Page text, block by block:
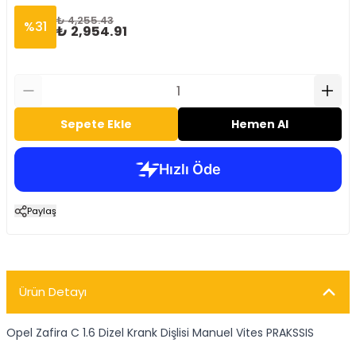
%31 ₺ 4,255.43
₺ 2,954.91
Sepete Ekle Hemen Al
Paylaş
Ürün Detayı
Opel Zafira C 1.6 Dizel Krank Dişlisi Manuel Vites PRAKSSIS